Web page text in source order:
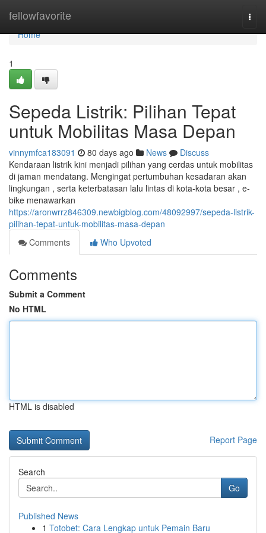
fellowfavorite
Home
Home
1
Sepeda Listrik: Pilihan Tepat
untuk Mobilitas Masa Depan
vinnymfca183091 80 days ago News
Discuss
Kendaraan listrik kini menjadi pilihan yang cerdas untuk mobilitas
di jaman mendatang. Mengingat pertumbuhan kesadaran akan
lingkungan , serta keterbatasan lalu lintas di kota-kota besar , e-
bike menawarkan
https://aronwrrz846309.newbigblog.com/48092997/sepeda-listrik-
pilihan-tepat-untuk-mobilitas-masa-depan
Comments
Who Upvoted
Comments
Submit a Comment
No HTML
HTML is disabled
Report Page
Search
Go
Published News
1 Totobet: Cara Lengkap untuk Pemain Baru